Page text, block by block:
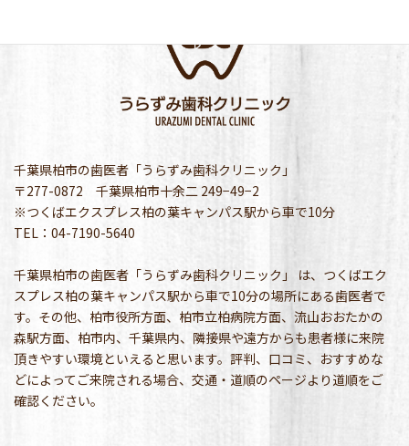
千葉県柏市の歯医者「うらずみ歯科クリニック」
〒277-0872 千葉県柏市十余二 249−49−2
※つくばエクスプレス柏の葉キャンパス駅から車で10分
TEL：04-7190-5640
千葉県柏市の歯医者「うらずみ歯科クリニック」 は、つくばエク
スプレス柏の葉キャンパス駅から車で10分の場所にある歯医者で
す。その他、柏市役所方面、柏市立柏病院方面、流山おおたかの
森駅方面、柏市内、千葉県内、隣接県や遠方からも患者様に来院
頂きやすい環境といえると思います。評判、口コミ、おすすめな
どによってご来院される場合、交通・道順のページより道順をご
確認ください。